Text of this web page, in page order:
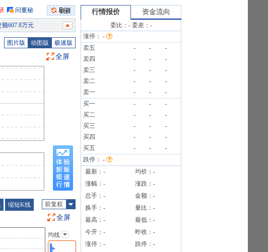
问董秘
607.8万元
14.11元(含税,扣税后12.699元)[正式]
395.3万元
东持股情况的公告》
的证券变动月报表)》
红增强信心》研报
图片版 动图版 极速版
全屏
缩短K线 前复权
全屏
主图指标
均线
行情报价 资金流向
委比： -委差： -
涨停： -
卖五
- -
-
卖四
- -
-
卖三
- -
-
卖二
- -
-
卖一
- -
-
买一
- -
-
买二
- -
-
买三
- -
-
买四
- -
-
买五
- -
-
跌停： -
最新： - 均价： -
涨幅： - 涨跌： -
总手： - 金额： -
换手： - 量比： -
最高： - 最低： -
今开： - 昨收： -
涨停： - 跌停： -